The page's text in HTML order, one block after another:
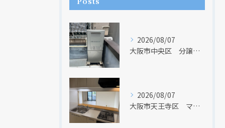
2026/08/07
大阪市中央区 分譲マンションの給湯器取替リフォーム工事 UV除菌機能搭載給湯器
2026/08/07
大阪市天王寺区 マンションのキッチン取替及び内装リフォーム工事 クリナップ